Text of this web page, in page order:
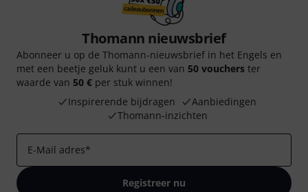
Thomann nieuwsbrief
Abonneer u op de Thomann-nieuwsbrief in het Engels en
met een beetje geluk kunt u een van 50 vouchers ter
waarde van 50 € per stuk winnen!
Inspirerende bijdragen
Aanbiedingen
Thomann-inzichten
E-Mail adres*
Registreer nu